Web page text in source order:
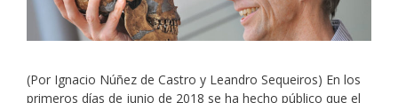
(Por Ignacio Núñez de Castro y Leandro Sequeiros) En los
primeros días de junio de 2018 se ha hecho público que el